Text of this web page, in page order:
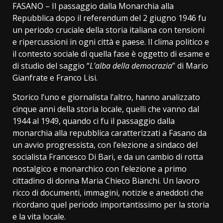
FASANO – Il passaggio dalla Monarchia alla
Repubblica dopo il referendum del 2 giugno 1946 fu
un periodo cruciale della storia italiana con tensioni
e ripercussioni in ogni città e paese. Il clima politico e
il contesto sociale di quella fase è oggetto di esame e
di studio del saggio “L’alba della democrazia” di Mario
Gianfrate e Franco Lisi.
Storico l’uno e giornalista l’altro, hanno analizzato
cinque anni della storia locale, quelli che vanno dal
1944 al 1949, quando ci fu il passaggio dalla
monarchia alla repubblica caratterizzati a Fasano da
un avvio progressista, con l’elezione a sindaco del
socialista Francesco Di Bari, e da un cambio di rotta
nostalgico e monarchico con l’elezione a primo
cittadino di donna Maria Chieco Bianchi. Un lavoro
ricco di documenti, immagini, notizie e aneddoti che
ricordano quel periodo importantissimo per la storia
e la vita locale.